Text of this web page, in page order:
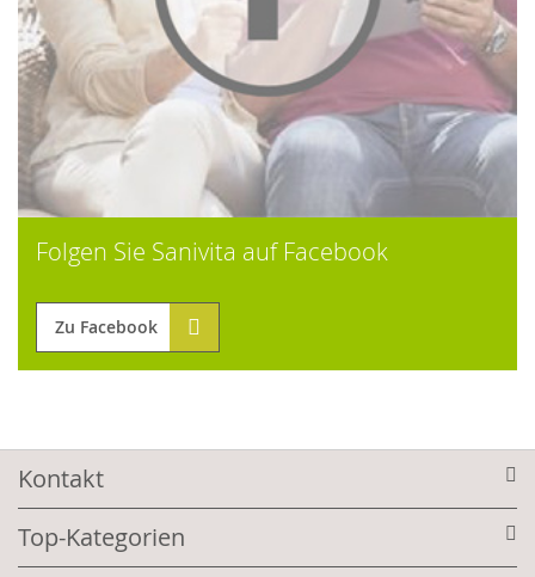
Folgen Sie Sanivita auf Facebook
Zu Facebook
Kontakt
Top-Kategorien